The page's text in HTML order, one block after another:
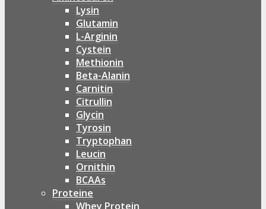
Lysin
Glutamin
L-Arginin
Cystein
Methionin
Beta-Alanin
Carnitin
Citrullin
Glycin
Tyrosin
Tryptophan
Leucin
Ornithin
BCAAs
Proteine
Whey Protein